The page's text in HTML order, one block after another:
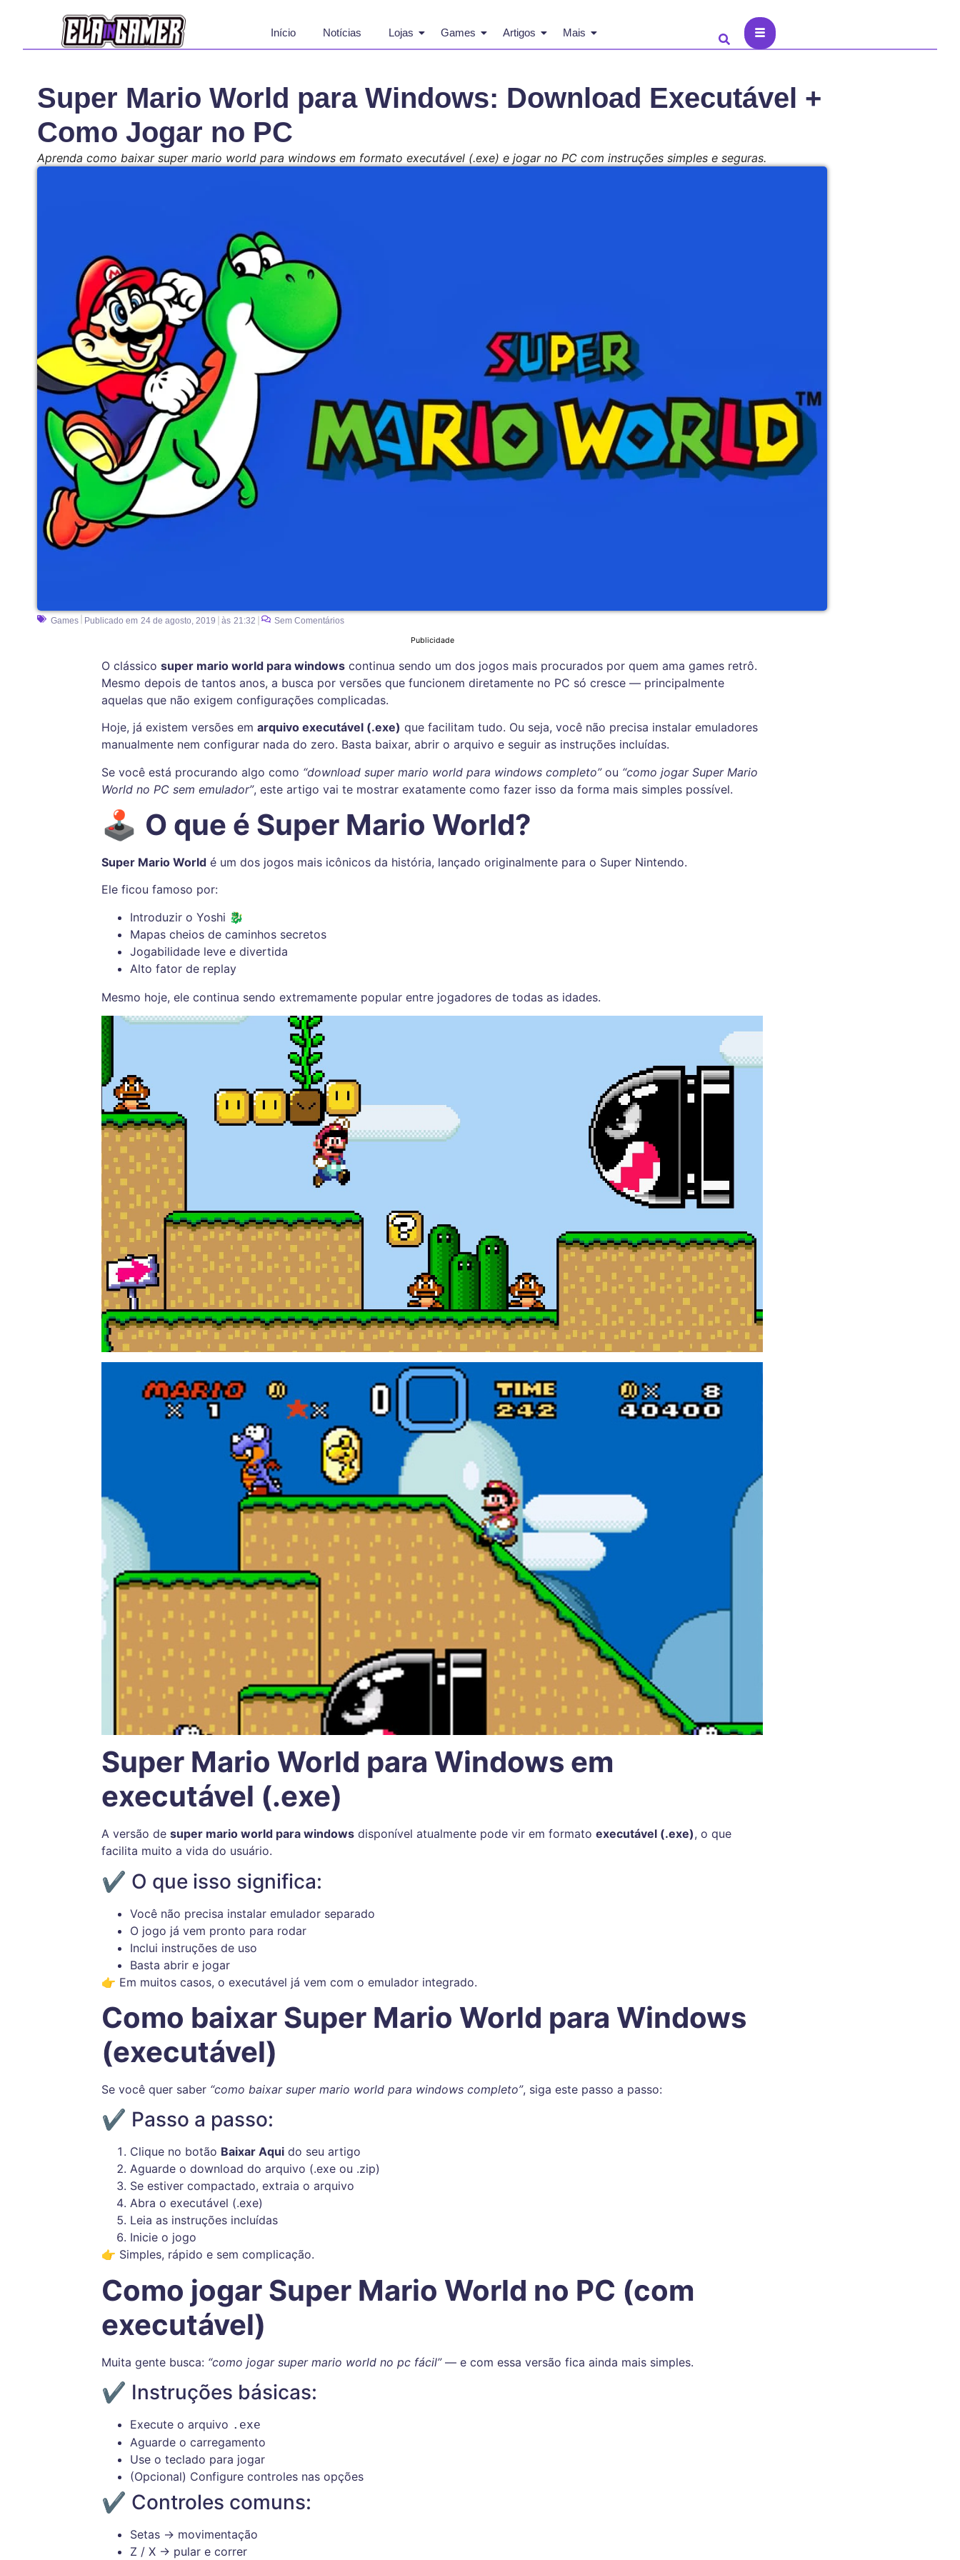
Início Notícias Lojas Games Artigos Mais
Super Mario World para Windows: Download Executável +
Como Jogar no PC
Aprenda como baixar super mario world para windows em formato executável (.exe) e jogar no PC com instruções simples e seguras.
Games Publicado em 24 de agosto, 2019 às 21:32 Sem Comentários
Publicidade
O clássico super mario world para windows continua sendo um dos jogos mais procurados por quem ama games retrô.
Mesmo depois de tantos anos, a busca por versões que funcionem diretamente no PC só cresce — principalmente
aquelas que não exigem configurações complicadas.
Hoje, já existem versões em arquivo executável (.exe) que facilitam tudo. Ou seja, você não precisa instalar emuladores
manualmente nem configurar nada do zero. Basta baixar, abrir o arquivo e seguir as instruções incluídas.
Se você está procurando algo como “download super mario world para windows completo”ou “como jogar Super Mario
World no PC sem emulador”, este artigo vai te mostrar exatamente como fazer isso da forma mais simples possível.
🕹️ O que é Super Mario World?
Super Mario World é um dos jogos mais icônicos da história, lançado originalmente para o Super Nintendo.
Ele ficou famoso por:
Introduzir o Yoshi 🐉
Mapas cheios de caminhos secretos
Jogabilidade leve e divertida
Alto fator de replay
Mesmo hoje, ele continua sendo extremamente popular entre jogadores de todas as idades.
Super Mario World para Windows em
executável (.exe)
A versão de super mario world para windows disponível atualmente pode vir em formato executável (.exe), o que
facilita muito a vida do usuário.
✔ O que isso significa:
Você não precisa instalar emulador separado
O jogo já vem pronto para rodar
Inclui instruções de uso
Basta abrir e jogar
👉 Em muitos casos, o executável já vem com o emulador integrado.
Como baixar Super Mario World para Windows
(executável)
Se você quer saber “como baixar super mario world para windows completo”, siga este passo a passo:
✔ Passo a passo:
Clique no botão Baixar Aqui do seu artigo
Aguarde o download do arquivo (.exe ou .zip)
Se estiver compactado, extraia o arquivo
Abra o executável (.exe)
Leia as instruções incluídas
Inicie o jogo
👉 Simples, rápido e sem complicação.
Como jogar Super Mario World no PC (com
executável)
Muita gente busca: “como jogar super mario world no pc fácil”— e com essa versão fica ainda mais simples.
✔ Instruções básicas:
Execute o arquivo .exe
Aguarde o carregamento
Use o teclado para jogar
(Opcional) Configure controles nas opções
✔ Controles comuns:
Setas → movimentação
Z / X → pular e correr